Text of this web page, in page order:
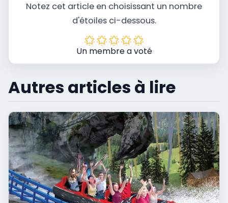
Notez cet article en choisissant un nombre
d'étoiles ci-dessous.
Un membre a voté
Autres articles à lire